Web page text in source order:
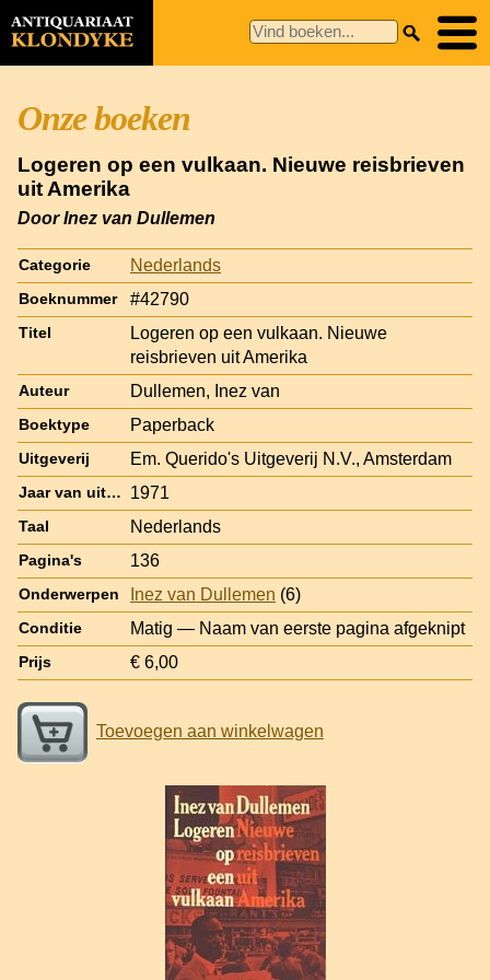
Onze boeken
Logeren op een vulkaan. Nieuwe reisbrieven
uit Amerika
Door Inez van Dullemen
Categorie Nederlands
Boeknummer #42790
Titel
Logeren op een vulkaan. Nieuwe
reisbrieven uit Amerika
Auteur Dullemen, Inez van
Boektype Paperback
Uitgeverij Em. Querido's Uitgeverij N.V., Amsterdam
Jaar van uitgave 1971
Taal Nederlands
Pagina's 136
Onderwerpen Inez van Dullemen (6)
Conditie Matig — Naam van eerste pagina afgeknipt
Prijs € 6,00
Toevoegen aan winkelwagen